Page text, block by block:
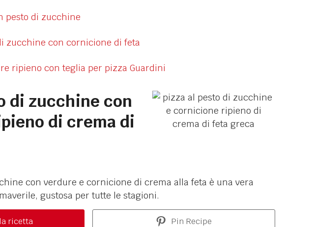
di zucchine con
di crema di
con verdure e cornicione di crema alla feta è una vera
gustosa per tutte le stagioni.
ricetta Pin Recipe